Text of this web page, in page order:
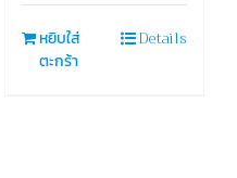
หยิบใส่
ตะกร้า
Details